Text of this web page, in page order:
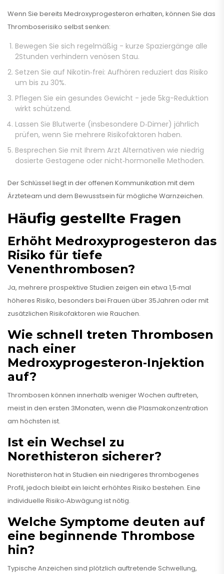
Wenn Sie bereits Medroxyprogesteron erhalten, können Sie das
Thromboserisiko selbst senken:
Bewegen Sie sich regelmäßig - kurze Spaziergänge alle
2Stunden verhindern venösen Stau.
Setzen Sie auf Nikotin‑frei: Aufhören reduziert das Risiko
um bis zu 30%.
Pflegen Sie ein gesundes Gewicht - jede 5kg-Reduktion
wirkt schützend.
Lassen Sie Blutwerte (insbesondere D‑Dimer) jährlich
prüfen, wenn Sie mehrere Risikofaktoren haben.
Besprechen Sie mit Ihrem Arzt Alternativen wie niedrig
dosierte Gestagene oder nicht‑hormonelle Methoden.
Der Schlüssel liegt in der offenen Kommunikation mit dem
Ärzteteam und dem Bewusstsein für mögliche Warnzeichen.
Häufig gestellte Fragen
Erhöht Medroxyprogesteron das
Risiko für tiefe
Venenthrombosen?
Ja, mehrere prospektive Studien zeigen ein etwa 1,5‑mal
höheres Risiko, besonders bei Frauen über 35Jahren oder mit
zusätzlichen Risikofaktoren wie Rauchen.
Wie schnell treten Thrombosen
nach einer
Medroxyprogesteron‑Injektion
auf?
Thrombosen können innerhalb weniger Wochen auftreten,
meist in den ersten 3Monaten, wenn die Plasmakonzentration
am höchsten ist.
Ist ein Wechsel zu
Norethisteron sicherer?
Norethisteron hat in Studien ein niedrigeres thrombogenes
Profil, jedoch bleibt ein leicht erhöhtes Risiko bestehen. Eine
individuelle Risiko‑Abwägung ist nötig.
Welche Symptome deuten auf
eine beginnende Thrombose
hin?
Typische Anzeichen sind plötzlich auftretende Schwellung,